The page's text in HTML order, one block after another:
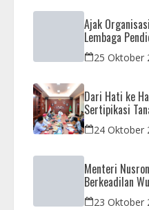
Ajak
Lembaga
Sebagai Early
25 Oktober
Dari Hati ke
Sertipikasi
di Kaltim
24 Oktober
Menteri
Berkeadilan
Setahun
23 Oktober